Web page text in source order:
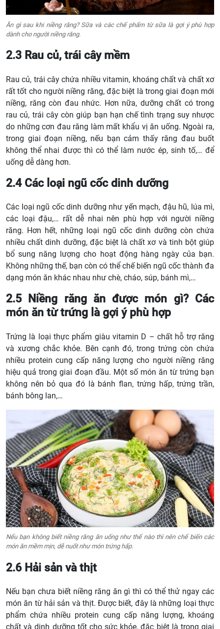
Ăn gì sau khi niềng răng? Sữa và các chế phẩm từ sữa là gợi ý phù hợp
dành cho người niềng răng.
2.3 Rau củ, trái cây mềm
Rau củ, trái cây chứa nhiều vitamin, khoáng chất và chất xơ
rất tốt cho người niềng răng, đặc biệt là trong giai đoạn mới
niềng, răng còn đau nhức. Hơn nữa, dưỡng chất có trong
rau củ, trái cây còn giúp bạn hạn chế tình trạng suy nhược
do những cơn đau răng làm mất khẩu vị ăn uống. Ngoài ra,
trong giai đoạn niềng, nếu bạn cảm thấy răng đau buốt
không thể nhai được thì có thể làm nước ép, sinh tố,… để
uống dễ dàng hơn.
2.4 Các loại ngũ cốc dinh dưỡng
Các loại ngũ cốc dinh dưỡng như yến mạch, đậu hũ, lúa mì,
các loại đậu,… rất dễ nhai nên phù hợp với người niềng
răng. Hơn hết, những loại ngũ cốc dinh dưỡng còn chứa
nhiều chất dinh dưỡng, đặc biệt là chất xơ và tinh bột giúp
bổ sung năng lượng cho hoạt động hàng ngày của bạn.
Không những thế, bạn còn có thể chế biến ngũ cốc thành đa
dạng món ăn khác nhau như chè, cháo, súp, bánh mì,…
2.5 Niềng răng ăn được món gì? Các
món ăn từ trứng là gợi ý phù hợp
Trứng là loại thực phẩm giàu vitamin D – chất hỗ trợ răng
và xương chắc khỏe. Bên cạnh đó, trong trứng còn chứa
nhiều protein cung cấp năng lượng cho người niềng răng
hiệu quả trong giai đoạn đầu. Một số món ăn từ trứng bạn
không nên bỏ qua đó là bánh flan, trứng hấp, trứng trần,
bánh bông lan,…
Nếu bạn không biết niềng răng ăn uống như thế nào thì nên chế biến các
món ăn mềm mịn, dễ nuốt như món trứng hấp.
2.6 Hải sản và thịt
Nếu bạn chưa biết niềng răng ăn gì thì có thể thử ngay các
món ăn từ hải sản và thịt. Được biết, đây là những loại thực
phẩm chứa nhiều protein cung cấp năng lượng, khoáng
chất và dinh dưỡng tốt cho sức khỏe, đặc biệt là trong giai